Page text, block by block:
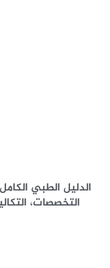
الدليل الطبي
التخصصات،